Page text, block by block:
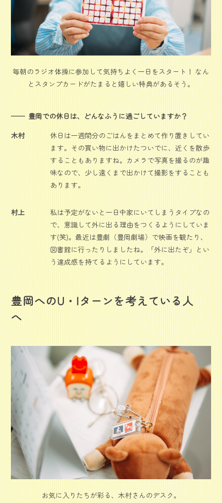
毎朝のラジオ体操に参加して気持ちよく一日をスタート！ なん
とスタンプカードがたまると嬉しい特典があるそう。
豊岡での休日は、どんなふうに過ごしていますか？
木村
休日は一週間分のごはんをまとめて作り置きしてい
ます。その買い物に出かけたついでに、近くを散歩
することもありますね。カメラで写真を撮るのが趣
味なので、少し遠くまで出かけて撮影をすることも
あります。
村上
私は予定がないと一日中家にいてしまうタイプなの
で、意識して外に出る理由をつくるようにしていま
す(笑)。最近は豊劇（豊岡劇場）で映画を観たり、
図書館に行ったりしましたね。「外に出たぞ」とい
う達成感を持てるようにしています。
豊岡へのU・Iターンを考えている人
へ
お気に入りたちが彩る、木村さんのデスク。